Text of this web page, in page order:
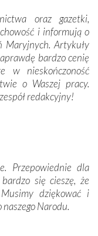
wizjonerów – Łucji
Franciszka Marto.
Drogę
odwiedziliśmy
świece
na każdym kroku
otwartością
ludową sztukę i
od siebie bardzo
się obco.
Boża, ale też
w naszej
oraz gazetki,
i informują o
Maryjnych. Artykuły
bardzo cenię
w nieskończoność
o Waszej pracy.
redakcyjny!
Przepowiednie dla
się cieszę, że
dziękować i
naszego Narodu.